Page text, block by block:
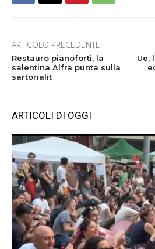
ARTICOLO PRECEDENTE
Restauro pianoforti, la
salentina Alfra punta sulla
sartorialit
Ue,
ARTICOLI DI OGGI